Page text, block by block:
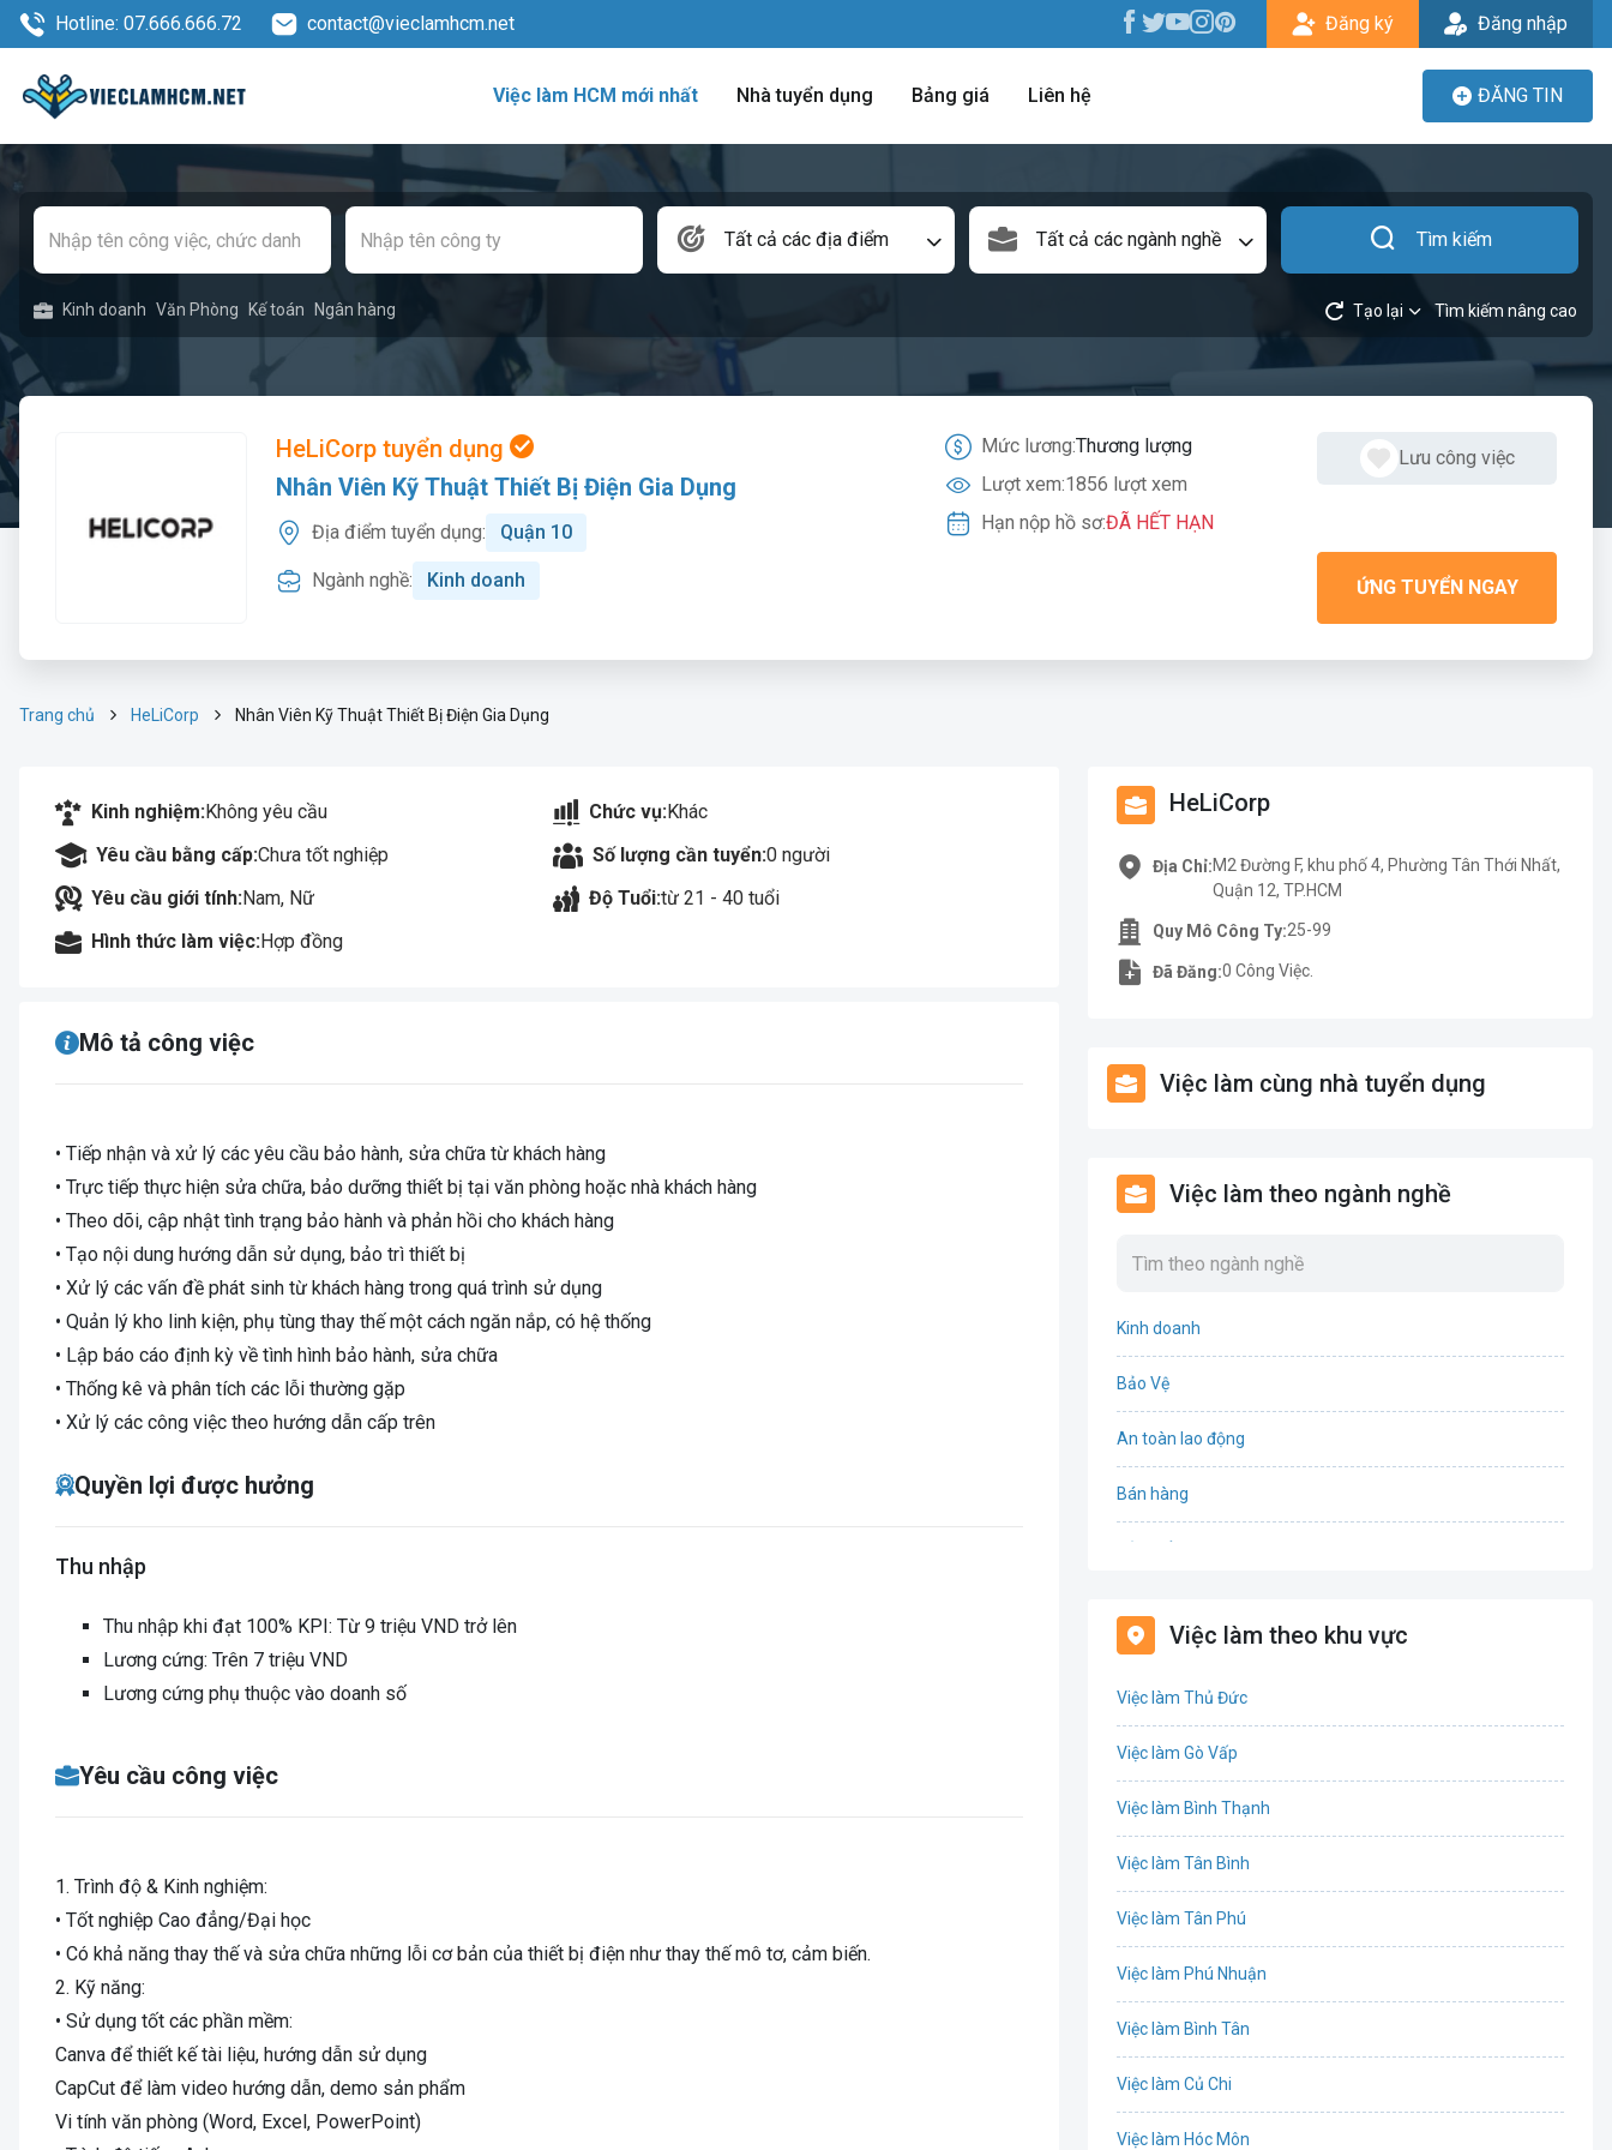
Hotline: 07.666.666.72 contact@vieclamhcm.net Đăng ký Đăng nhập
Việc làm HCM mới nhất Nhà tuyển dụng Bảng giá Liên hệ ĐĂNG TIN
Tất cả các địa điểm Tất cả các ngành nghề Tìm kiếm
Kinh doanh Văn Phòng Kế toán Ngân hàng Tạo lại Tìm kiếm nâng cao
HeLiCorp tuyển dụng
Nhân Viên Kỹ Thuật Thiết Bị Điện Gia Dụng
Địa điểm tuyển dụng: Quận 10
Ngành nghề: Kinh doanh
Mức lương:Thương lượng
Lượt xem:1856 lượt xem
Hạn nộp hồ sơ:ĐÃ HẾT HẠN
Lưu công việc
ỨNG TUYỂN NGAY
Trang chủ HeLiCorp Nhân Viên Kỹ Thuật Thiết Bị Điện Gia Dụng
Kinh nghiệm:Không yêu cầu Chức vụ:Khác
Yêu cầu bằng cấp:Chưa tốt nghiệp Số lượng cần tuyển:0 người
Yêu cầu giới tính:Nam, Nữ Độ Tuổi:từ 21 - 40 tuổi
Hình thức làm việc:Hợp đồng
Mô tả công việc
• Tiếp nhận và xử lý các yêu cầu bảo hành, sửa chữa từ khách hàng
• Trực tiếp thực hiện sửa chữa, bảo dưỡng thiết bị tại văn phòng hoặc nhà khách hàng
• Theo dõi, cập nhật tình trạng bảo hành và phản hồi cho khách hàng
• Tạo nội dung hướng dẫn sử dụng, bảo trì thiết bị
• Xử lý các vấn đề phát sinh từ khách hàng trong quá trình sử dụng
• Quản lý kho linh kiện, phụ tùng thay thế một cách ngăn nắp, có hệ thống
• Lập báo cáo định kỳ về tình hình bảo hành, sửa chữa
• Thống kê và phân tích các lỗi thường gặp
• Xử lý các công việc theo hướng dẫn cấp trên
Quyền lợi được hưởng
Thu nhập
Thu nhập khi đạt 100% KPI: Từ 9 triệu VND trở lên
Lương cứng: Trên 7 triệu VND
Lương cứng phụ thuộc vào doanh số
Yêu cầu công việc
1. Trình độ & Kinh nghiệm:
• Tốt nghiệp Cao đẳng/Đại học
• Có khả năng thay thế và sửa chữa những lỗi cơ bản của thiết bị điện như thay thế mô tơ, cảm biến.
2. Kỹ năng:
• Sử dụng tốt các phần mềm:
Canva để thiết kế tài liệu, hướng dẫn sử dụng
CapCut để làm video hướng dẫn, demo sản phẩm
Vi tính văn phòng (Word, Excel, PowerPoint)
HeLiCorp
Địa Chỉ:M2 Đường F, khu phố 4, Phường Tân Thới Nhất,
Quận 12, TP.HCM
Quy Mô Công Ty:25-99
Đã Đăng:0 Công Việc.
Việc làm cùng nhà tuyển dụng
Việc làm theo ngành nghề
Kinh doanh
Bảo Vệ
An toàn lao động
Bán hàng
Biên phiên dịch
Việc làm theo khu vực
Việc làm Thủ Đức
Việc làm Gò Vấp
Việc làm Bình Thạnh
Việc làm Tân Bình
Việc làm Tân Phú
Việc làm Phú Nhuận
Việc làm Bình Tân
Việc làm Củ Chi
Việc làm Hóc Môn